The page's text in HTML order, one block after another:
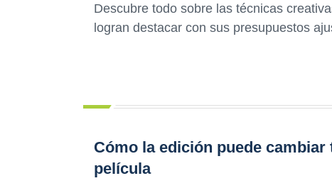
Descubre todo sobre las técnicas
logran destacar con sus presupuestos
Cómo la edición puede
película